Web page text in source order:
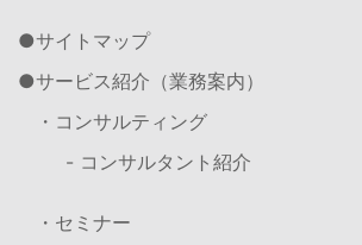
サイトマップ
サービス紹介（業務案内）
・コンサルティング
- コンサルタント紹介
・セミナー